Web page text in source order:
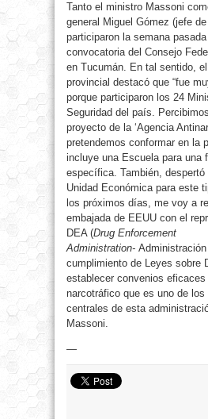
Tanto el ministro Massoni
general Miguel Gómez (jefe
participaron la semana
convocatoria del Consejo
en Tucumán. En tal sentido,
provincial destacó que “fue
porque participaron los 24
Seguridad del país.
proyecto de la ‘Agencia
pretendemos conformar en la
incluye una Escuela para una
específica. También, despertó
Unidad Económica para este
los próximos días, me voy a
embajada de EEUU con el
DEA (Drug Enforcement
Administration- Administración
cumplimiento de Leyes sobre
establecer convenios eficaces
narcotráfico que es uno de los
centrales de esta
Massoni.
—